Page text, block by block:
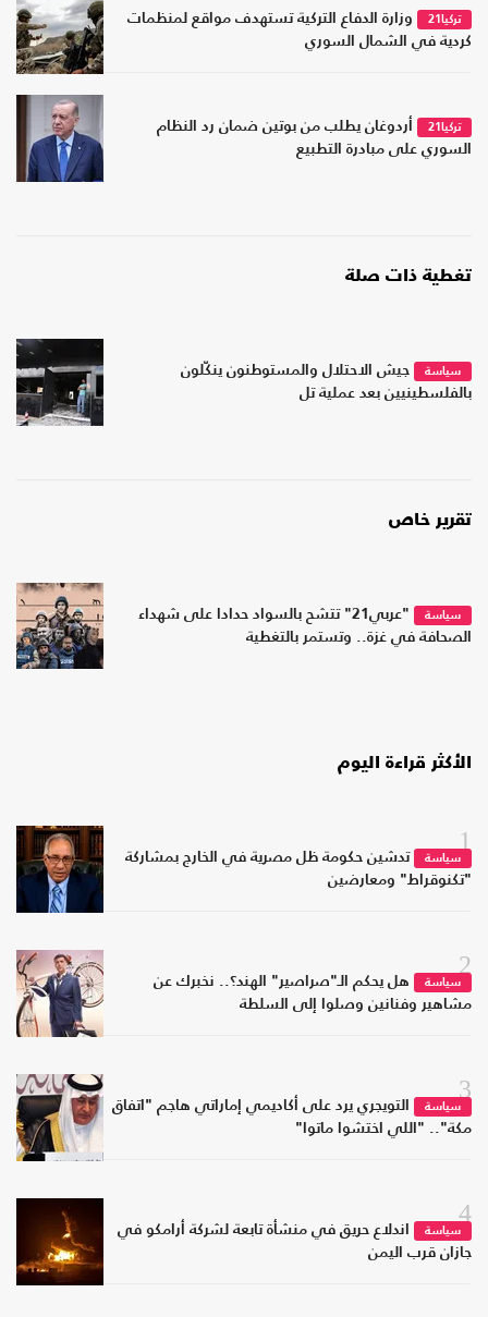
تركيا21
وزارة الدفاع التركية تستهدف مواقع لمنظمات
كردية في الشمال السوري
تركيا21
أردوغان يطلب من بوتين ضمان رد النظام
السوري على مبادرة التطبيع
تغطية ذات صلة
سياسة
جيش الاحتلال والمستوطنون ينكّلون
بالفلسطينيين بعد عملية تل
تقرير خاص
سياسة
"عربي21" تتشح بالسواد حدادا على شهداء
الصحافة في غزة.. وتستمر بالتغطية
الأكثر قراءة اليوم
1
سياسة
تدشين حكومة ظل مصرية في الخارج بمشاركة
"تكنوقراط" ومعارضين
2
سياسة
هل يحكم الـ"صراصير" الهند؟.. نخبرك عن
مشاهير وفنانين وصلوا إلى السلطة
3
سياسة
التويجري يرد على أكاديمي إماراتي هاجم "اتفاق
مكة".. "اللي اختشوا ماتوا"
4
سياسة
اندلاع حريق في منشأة تابعة لشركة أرامكو في
جازان قرب اليمن